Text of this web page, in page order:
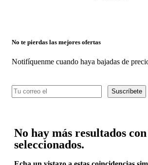
No te pierdas las mejores ofertas
Notifíquenme cuando haya bajadas de
Suscríbete
No hay más resultados
seleccionados.